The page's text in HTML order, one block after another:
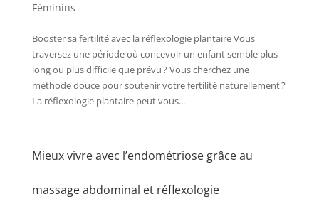
Féminins
Booster sa fertilité avec la réflexologie plantaire Vous
traversez une période où concevoir un enfant semble plus
long ou plus difficile que prévu ? Vous cherchez une
méthode douce pour soutenir votre fertilité naturellement ?
La réflexologie plantaire peut vous...
Mieux vivre avec l’endométriose grâce au
massage abdominal et réflexologie